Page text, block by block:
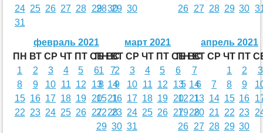
24 25 26 27 28 29 30
31
28 29 30
26 27 28 29 30
февраль 2021
ПН ВТ СР ЧТ ПТ СБ ВС
1
2 3 4 5 6
7
8
9 10 11 12 13
14
15 16 17 18 19 20
21
22 23 24 25 26 27 28
март 2021
ПН ВТ СР ЧТ ПТ СБ ВС
1
2 3 4 5 6
7
8
9 10 11 12 13
14
15 16 17 18 19 20
21
22 23 24 25 26 27
28
29 30 31
апрель 2021
ПН ВТ СР ЧТ ПТ
1
2
3
5
6 7 8 9
12 13 14 15 16
19 20 21 22 23
26 27 28 29 30